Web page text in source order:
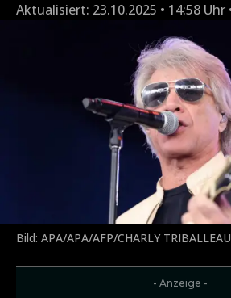
Aktualisiert: 23.10.2025 • 14:58 Uhr
Bild: APA/APA/AFP/CHARLY TRIBALLEAU
- Anzeige -